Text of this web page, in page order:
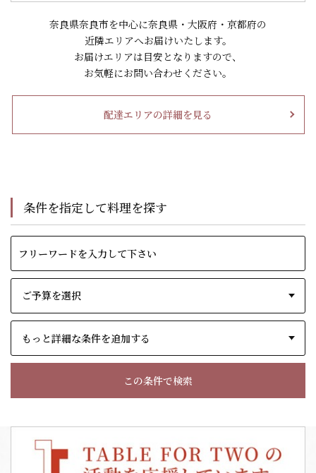
奈良県奈良市を中心に奈良県・大阪府・京都府の
近隣エリアへお届けいたします。
お届けエリアは目安となりますので、
お気軽にお問い合わせください。
配達エリアの詳細を見る
条件を指定して料理を探す
もっと詳細な条件を追加する
この条件で検索